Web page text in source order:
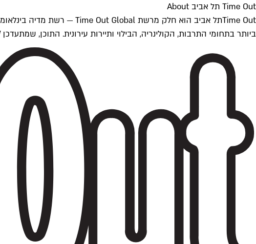
Time Out תל אביב About
ביותר בתחומי התרבות, הקולינריה, הבילוי ותיירות עירונית. התוכן, שמתעדכן 24/7, נכתב ונערך על ידי צוות עיתונאים מקצועי מקומי בישראל, בהתאם לסטנדרטים של Time Out העולמית.